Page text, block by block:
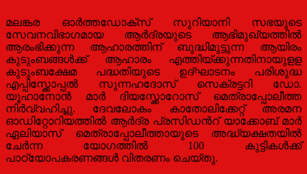
മലങ്കര ഓര്‍ത്തഡോക്സ് സുറിയാനി സഭയുടെ
സേവനവിഭാഗമായ ആര്‍ദ്രയുടെ ആഭിമുഖ്യത്തില്‍
ആരംഭിക്കുന്ന ആഹാരത്തിന് ബുദ്ധിമുട്ടുന്ന ആയിരം
കുടുംബങ്ങള്‍ക്ക് ആഹാരം എത്തിയ്ക്കുന്നതിനായുളള
കുടുംബക്ഷേമ പദ്ധതിയുടെ ഉദ്ഘാടനം പരിശുദ്ധ
എപ്പിസ്ക്കോപ്പല്‍ സുന്നഹദോസ് സെക്രട്ടറി ഡോ.
യൂഹാനോന്‍ മാര്‍ ദിയസ്ക്കോറോസ് മെത്രാപ്പോലീത്ത
നിര്‍വ്വഹിച്ചു. ദേവലോകം കാതോലിക്കേറ്റ് അരമന
ഓഡിറ്റോറിയത്തില്‍ ആര്‍ദ്ര പ്രസിഡന്‍റ് യാക്കോബ് മാര്‍
ഏലിയാസ് മെത്രാപ്പോലീത്തായുടെ അദ്ധ്യക്ഷതയില്‍
ചേര്‍ന്ന യോഗത്തില്‍ 100 കുട്ടികള്‍ക്ക്
പാഠ്യോപകരണങ്ങള്‍ വിതരണം ചെയ്തു.